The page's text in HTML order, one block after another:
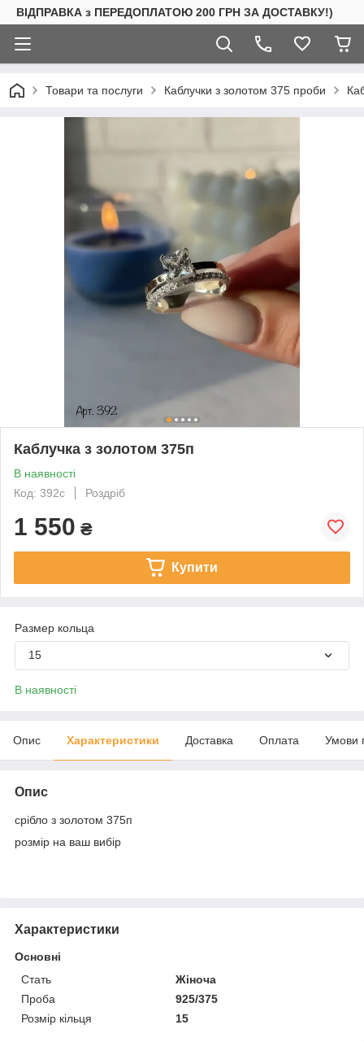
ВІДПРАВКА з ПЕРЕДОПЛАТОЮ 200 ГРН ЗА ДОСТАВКУ!)
Товари та послуги Каблучки з золотом 375 проби
Каблучка з золотом 375п
В наявності
Код: 392с
Роздріб
1 550 ₴
Купити
Размер кольца
15
В наявності
Опис Характеристики Доставка Оплата Умови
Опис
срібло з золотом 375п
розмір на ваш вибір
Характеристики
Основні
Стать
Жіноча
Проба
925/375
Розмір кільця
15